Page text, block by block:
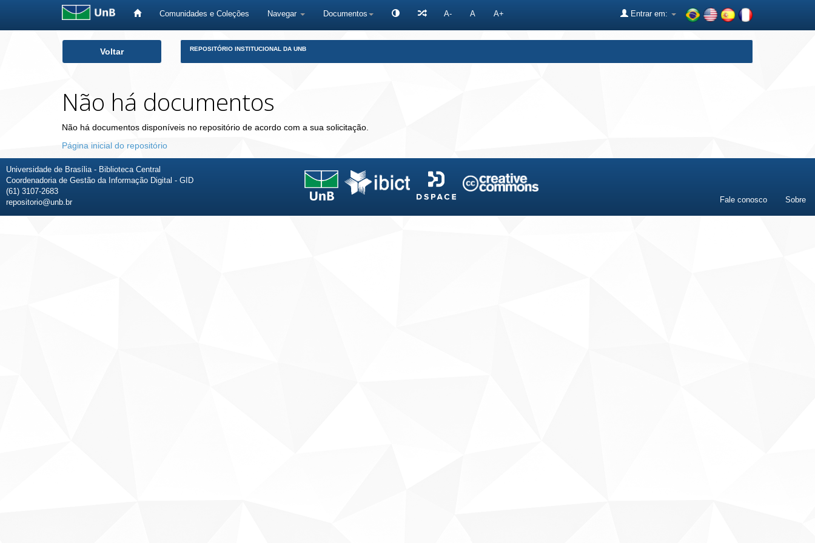
Comunidades e Coleções Navegar Documentos A- A A+ Entrar em:
Voltar REPOSITÓRIO INSTITUCIONAL DA UNB
Não há documentos
Não há documentos disponíveis no repositório de acordo com a sua solicitação.
Página inicial do repositório
Universidade de Brasília - Biblioteca Central
Coordenadoria de Gestão da Informação Digital - GID
(61) 3107-2683
repositorio@unb.br
Fale conosco Sobre